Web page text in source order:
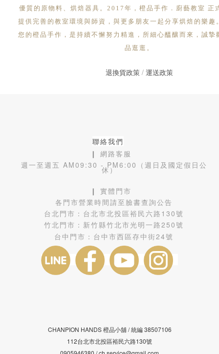
優質的原物料、烘焙器具。2017年，橙品手作．廚藝教室 正
提供完善的教室環境與師資，與更多朋友一起分享烘焙的樂趣
您的橙品手作，是持續不懈努力精進，所細心醞釀而來，誠摯
品逛逛。
退換貨政策/ 運送政策
聯絡我們
❙ 網路客服
週一至週五 AM09:30 - PM6:00（週日及國定假日公
休）
❙ 實體門市
各門市營業時間請至臉書查詢公告
台北門市： 台北市北投區裕民六路130號
竹北門市： 新竹縣竹北市光明一路250號
台中門市： 台中市西區存中街24號
CHANPION HANDS 橙品小舖 /統編38507106
112台北市北投區裕民六路130號